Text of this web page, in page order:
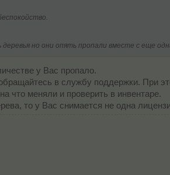
но они опять пропали вместе с еще
у Вас пропало.
в службу поддержки. При
что меняли и проверить в инвентаре.
то у Вас снимается не одна